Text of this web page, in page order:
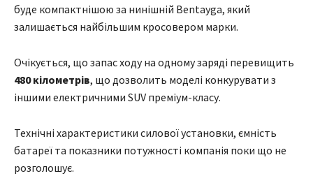
буде компактнішою за нинішній Bentayga, який
залишається найбільшим кросовером марки.
Очікується, що запас ходу на одному заряді перевищить
480 кілометрів, що дозволить моделі конкурувати з
іншими електричними SUV преміум-класу.
Технічні характеристики силової установки, ємність
батареї та показники потужності компанія поки що не
розголошує.